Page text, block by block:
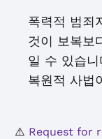
폭력적 범죄
것이 보복보
일 수 있습
복원적 사법
⚠️ Request for